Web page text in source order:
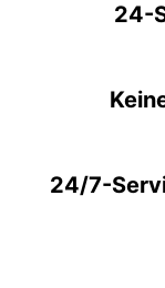
24-
24/7-